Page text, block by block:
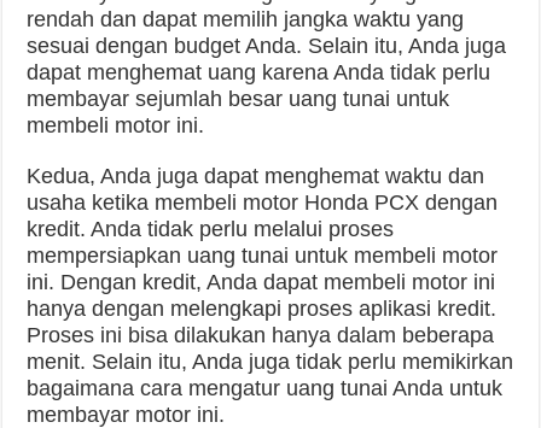
rendah dan dapat memilih jangka waktu yang
sesuai dengan budget Anda. Selain itu, Anda juga
dapat menghemat uang karena Anda tidak perlu
membayar sejumlah besar uang tunai untuk
membeli motor ini.
Kedua, Anda juga dapat menghemat waktu dan
usaha ketika membeli motor Honda PCX dengan
kredit. Anda tidak perlu melalui proses
mempersiapkan uang tunai untuk membeli motor
ini. Dengan kredit, Anda dapat membeli motor ini
hanya dengan melengkapi proses aplikasi kredit.
Proses ini bisa dilakukan hanya dalam beberapa
menit. Selain itu, Anda juga tidak perlu memikirkan
bagaimana cara mengatur uang tunai Anda untuk
membayar motor ini.